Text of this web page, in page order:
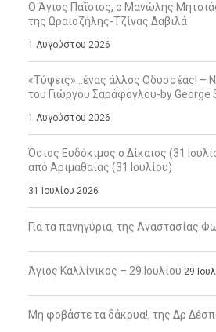
Ο Άγιος Παΐσιος, ο Μανώλης
της Ωραιοζήλης-Τζίνας Δαβιλά
1 Αυγούστου 2026
«Τύψεις»…ένας άλλος Οδυσσέας! –
του Γιώργου Σαράφογλου-by George
1 Αυγούστου 2026
Όσιος Ευδόκιμος ο Δίκαιος (31
από Αριμαθαίας (31 Ιουλίου)
31 Ιουλίου 2026
Για τα πανηγύρια, της Αναστασίας
Άγιος Καλλίνικος – 29 Ιουλίου 29
Μη φοβάστε τα δάκρυα!, της Δρ